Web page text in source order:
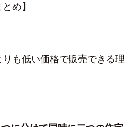
め】
りも低い価格で販売できる理